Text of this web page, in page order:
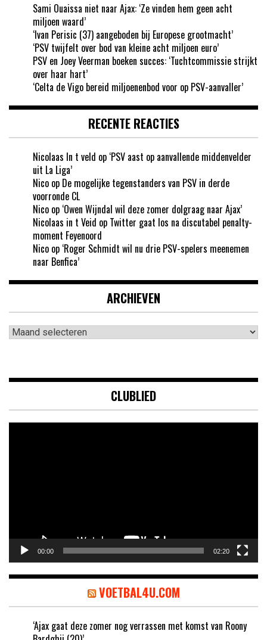
Sami Ouaissa niet naar Ajax: ‘Ze vinden hem geen acht
miljoen waard’
‘Ivan Perisic (37) aangeboden bij Europese grootmacht’
‘PSV twijfelt over bod van kleine acht miljoen euro’
PSV en Joey Veerman boeken succes: ‘Tuchtcommissie strijkt
over haar hart’
‘Celta de Vigo bereid miljoenenbod voor op PSV-aanvaller’
RECENTE REACTIES
Nicolaas In t veld op ‘PSV aast op aanvallende middenvelder
uit La Liga’
Nico op De mogelijke tegenstanders van PSV in derde
voorronde CL
Nico op ‘Owen Wijndal wil deze zomer dolgraag naar Ajax’
Nicolaas in t Veid op Twitter gaat los na discutabel penalty-
moment Feyenoord
Nico op ‘Roger Schmidt wil nu drie PSV-spelers meenemen
naar Benfica’
ARCHIEVEN
Archieven
CLUBLIED
00:00 02:20
VOETBAL4U.COM
‘Ajax gaat deze zomer nog verrassen met komst van Roony